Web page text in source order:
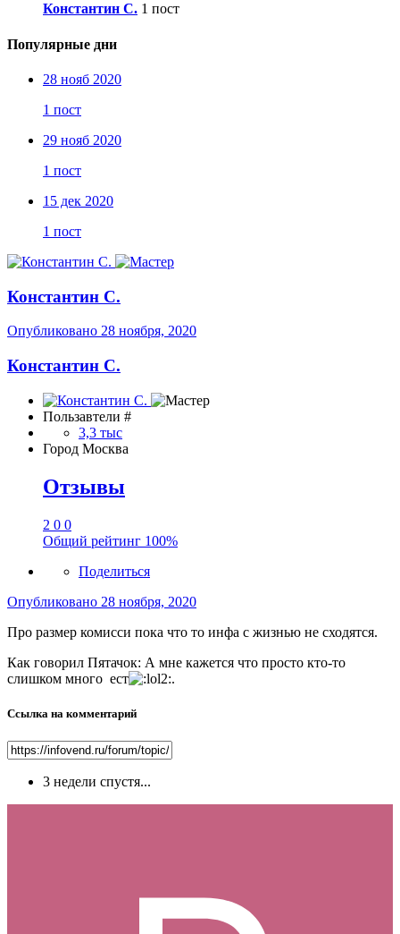
Константин С. 1 пост
Популярные дни
28 нояб 2020
1 пост
29 нояб 2020
1 пост
15 дек 2020
1 пост
Константин С.
Опубликовано 28 ноября, 2020
Константин С.
Пользавтели #
3,3 тыс
Город Москва
Отзывы
2 0 0
Общий рейтинг 100%
Поделиться
Опубликовано 28 ноября, 2020
Про размер комисси пока что то инфа с жизнью не сходятся.
Как говорил Пятачок: А мне кажется что просто кто-то
слишком много ест
.
Ссылка на комментарий
3 недели спустя...